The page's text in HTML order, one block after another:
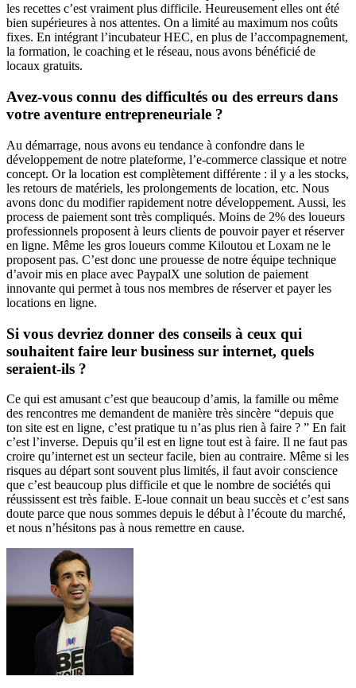
les recettes c’est vraiment plus difficile. Heureusement elles ont été
bien supérieures à nos attentes. On a limité au maximum nos coûts
fixes. En intégrant l’incubateur HEC, en plus de l’accompagnement,
la formation, le coaching et le réseau, nous avons bénéficié de
locaux gratuits.
Avez-vous connu des difficultés ou des erreurs dans
votre aventure entrepreneuriale ?
Au démarrage, nous avons eu tendance à confondre dans le
développement de notre plateforme, l’e-commerce classique et notre
concept. Or la location est complètement différente : il y a les stocks,
les retours de matériels, les prolongements de location, etc. Nous
avons donc du modifier rapidement notre développement. Aussi, les
process de paiement sont très compliqués. Moins de 2% des loueurs
professionnels proposent à leurs clients de pouvoir payer et réserver
en ligne. Même les gros loueurs comme Kiloutou et Loxam ne le
proposent pas. C’est donc une prouesse de notre équipe technique
d’avoir mis en place avec PaypalX une solution de paiement
innovante qui permet à tous nos membres de réserver et payer les
locations en ligne.
Si vous devriez donner des conseils à ceux qui
souhaitent faire leur business sur internet, quels
seraient-ils ?
Ce qui est amusant c’est que beaucoup d’amis, la famille ou même
des rencontres me demandent de manière très sincère “depuis que
ton site est en ligne, c’est pratique tu n’as plus rien à faire ? ” En fait
c’est l’inverse. Depuis qu’il est en ligne tout est à faire. Il ne faut pas
croire qu’internet est un secteur facile, bien au contraire. Même si les
risques au départ sont souvent plus limités, il faut avoir conscience
que c’est beaucoup plus difficile et que le nombre de sociétés qui
réussissent est très faible. E-loue connait un beau succès et c’est sans
doute parce que nous sommes depuis le début à l’écoute du marché,
et nous n’hésitons pas à nous remettre en cause.